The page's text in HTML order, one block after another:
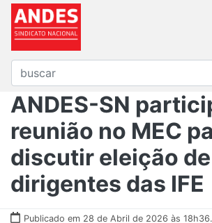
ANDES-SN
reunião no MEC
discutir eleição de
dirigentes das IFE
Publicado em 28 de Abril de 2026 às 18h36.